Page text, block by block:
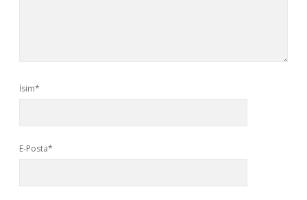
İsim*
E-Posta*